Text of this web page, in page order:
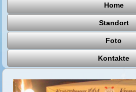
Home
Standort
Foto
Kontakte